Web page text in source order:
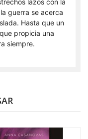
guerra se acerca
Hasta que un
propicia una
siempre.